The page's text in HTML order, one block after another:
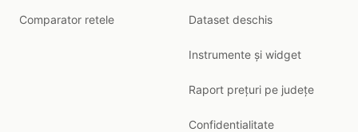
Comparator retele Dataset deschis
Instrumente și widget
Raport prețuri pe județe
Confidentialitate